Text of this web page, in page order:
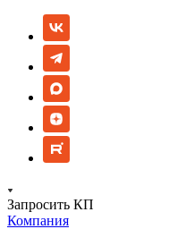
Запросить КП
Компания